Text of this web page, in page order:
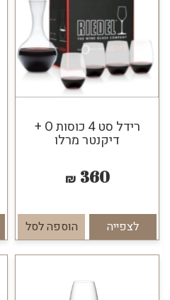
רידל סט 4 כוסות O +
דיקנטר מרלו
360
₪
לצפייה הוספה לסל